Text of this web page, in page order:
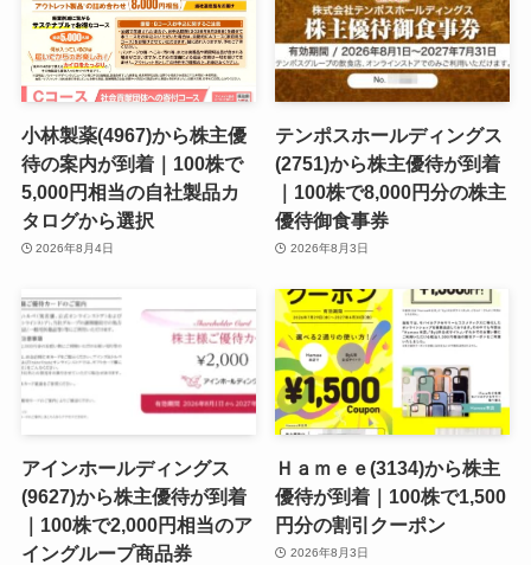
小林製薬(4967)から株主優
待の案内が到着｜100株で
5,000円相当の自社製品カ
タログから選択
2026年8月4日
テンポスホールディングス
(2751)から株主優待が到着
｜100株で8,000円分の株主
優待御食事券
2026年8月3日
アインホールディングス
(9627)から株主優待が到着
｜100株で2,000円相当のア
イングループ商品券
Ｈａｍｅｅ(3134)から株主
優待が到着｜100株で1,500
円分の割引クーポン
2026年8月3日